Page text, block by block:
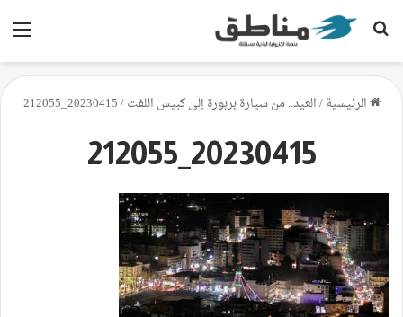
بحث عن
الرئيسية/العيد.. من سيارة بربورة إلى كبيس اللفت/
20230415_212055
20230415_212055